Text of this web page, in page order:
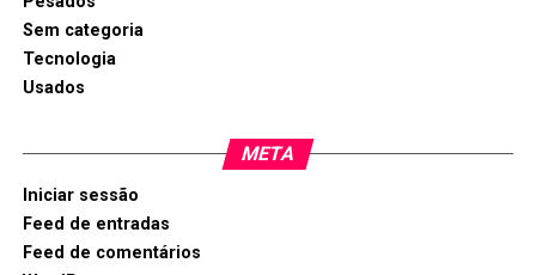
Sem categoria
Tecnologia
Usados
META
Iniciar sessão
Feed de entradas
Feed de comentários